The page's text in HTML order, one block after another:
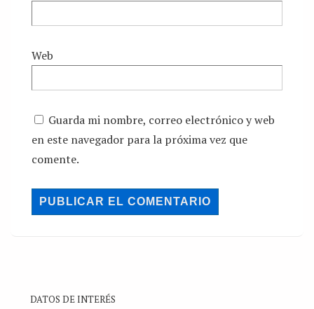
Web
Guarda mi nombre, correo electrónico y web
en este navegador para la próxima vez que
comente.
DATOS DE INTERÉS